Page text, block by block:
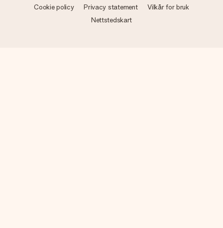
Cookie policy Privacy statement
Vilkår for bruk
Nettstedskart